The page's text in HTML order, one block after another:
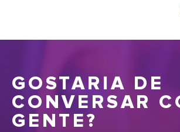
GOSTARIA DE
CONVERSAR
GENTE?